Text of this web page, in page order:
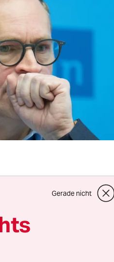
ganz
ein
Gerade nicht